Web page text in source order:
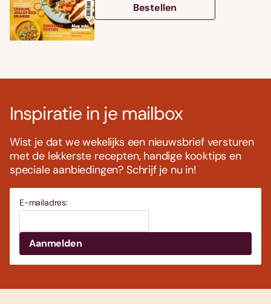
Bestellen
Inspiratie in je mailbox
Wist je dat we wekelijks een nieuwsbrief versturen
met de lekkerste recepten, handige kooktips en
speciale aanbiedingen? Schrijf je nu in!
E-mailadres: